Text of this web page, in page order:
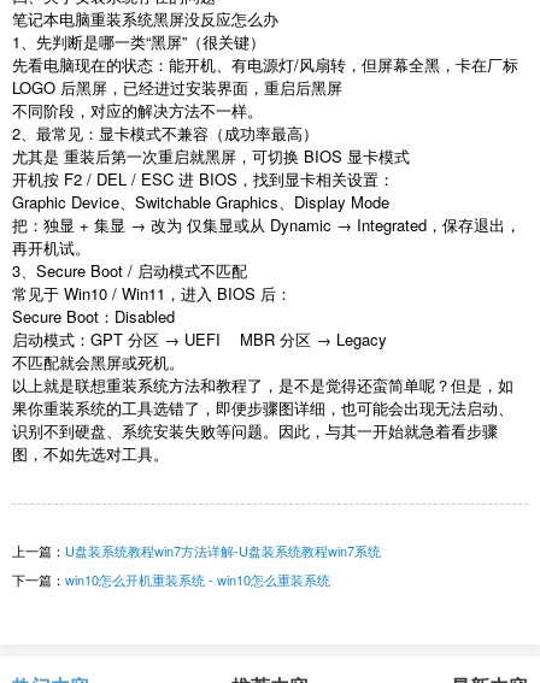
笔记本电脑重装系统黑屏没反应怎么办
1、先判断是哪一类“黑屏”（很关键）
先看电脑现在的状态：能开机、有电源灯/风扇转，但屏幕全黑，卡在厂标
LOGO 后黑屏，已经进过安装界面，重启后黑屏
不同阶段，对应的解决方法不一样。
2、最常见：显卡模式不兼容（成功率最高）
尤其是 重装后第一次重启就黑屏，可切换 BIOS 显卡模式
开机按 F2 / DEL / ESC 进 BIOS ，找到显卡相关设置：
Graphic Device、 Switchable Graphics、 Display Mode
把：独显 + 集显 → 改为 仅集显或从 Dynamic → Integrated ，保存退出，
再开机试。
3、 Secure Boot / 启动模式不匹配
常见于 Win10 / Win11 ，进入 BIOS 后：
Secure Boot ： Disabled
启动模式： GPT 分区 → UEFI MBR 分区 → Legacy
不匹配就会黑屏或死机。
以上就是联想重装系统方法和教程了，是不是觉得还蛮简单呢？但是，如
果你重装系统的工具选错了，即便步骤图详细，也可能会出现无法启动、
识别不到硬盘、系统安装失败等问题。因此，与其一开始就急着看步骤
图，不如先选对工具。
上一篇： U盘装系统教程win7方法详解-U盘装系统教程win7系统
下一篇： win10怎么开机重装系统 - win10怎么重装系统